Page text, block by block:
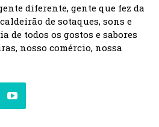
diferente, gente que fez da
de sotaques, sons e
de todos os gostos e sabores
nosso comércio, nossa